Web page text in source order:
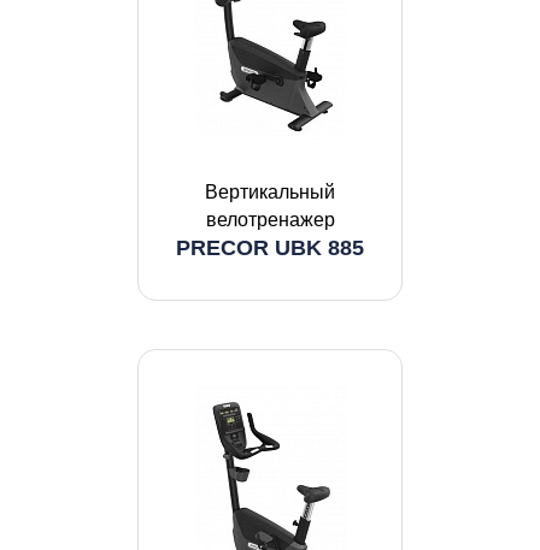
Вертикальный
велотренажер
PRECOR UBK 885